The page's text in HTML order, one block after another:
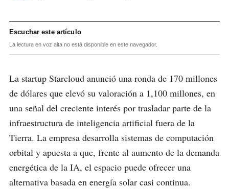
Escuchar este artículo
La lectura en voz alta no está disponible en este navegador.
La startup Starcloud anunció una ronda de 170 millones
de dólares que elevó su valoración a 1,100 millones, en
una señal del creciente interés por trasladar parte de la
infraestructura de inteligencia artificial fuera de la
Tierra. La empresa desarrolla sistemas de computación
orbital y apuesta a que, frente al aumento de la demanda
energética de la IA, el espacio puede ofrecer una
alternativa basada en energía solar casi continua.